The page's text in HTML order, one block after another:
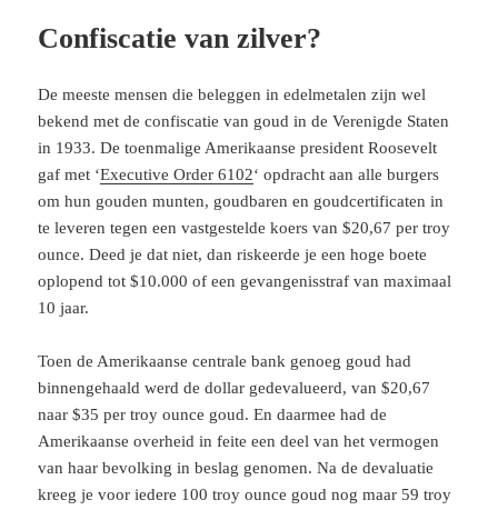
Confiscatie van zilver?
De meeste mensen die beleggen in edelmetalen zijn wel
bekend met de confiscatie van goud in de Verenigde Staten
in 1933. De toenmalige Amerikaanse president Roosevelt
gaf met ‘Executive Order 6102‘ opdracht aan alle burgers
om hun gouden munten, goudbaren en goudcertificaten in
te leveren tegen een vastgestelde koers van $20,67 per troy
ounce. Deed je dat niet, dan riskeerde je een hoge boete
oplopend tot $10.000 of een gevangenisstraf van maximaal
10 jaar.
Toen de Amerikaanse centrale bank genoeg goud had
binnengehaald werd de dollar gedevalueerd, van $20,67
naar $35 per troy ounce goud. En daarmee had de
Amerikaanse overheid in feite een deel van het vermogen
van haar bevolking in beslag genomen. Na de devaluatie
kreeg je voor iedere 100 troy ounce goud nog maar 59 troy